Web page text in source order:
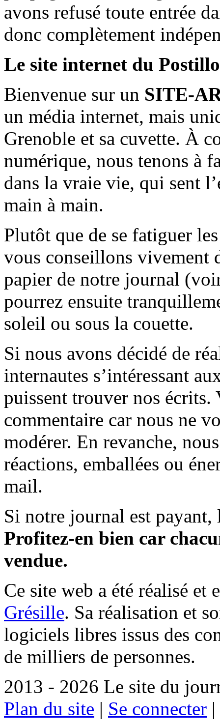
avons refusé toute entrée
donc complètement
Le site internet du
Bienvenue sur un SITE-
un média internet, mais
Grenoble et sa cuvette. À
numérique, nous tenons à
dans la vraie vie, qui sent
main à main.
Plutôt que de se fatiguer
vous conseillons vivement
papier de notre journal
pourrez ensuite
soleil ou sous la couette.
Si nous avons décidé de
internautes s’intéressant
puissent trouver nos écrits.
commentaire car nous ne
modérer. En revanche,
réactions, emballées ou
mail.
Si notre journal est payant,
Profitez-en bien car
vendue.
Ce site web a été réalisé et
Grésille. Sa réalisation et
logiciels libres issus des
de milliers de personnes.
2013 - 2026 Le site du
Plan du site | Se connecter |